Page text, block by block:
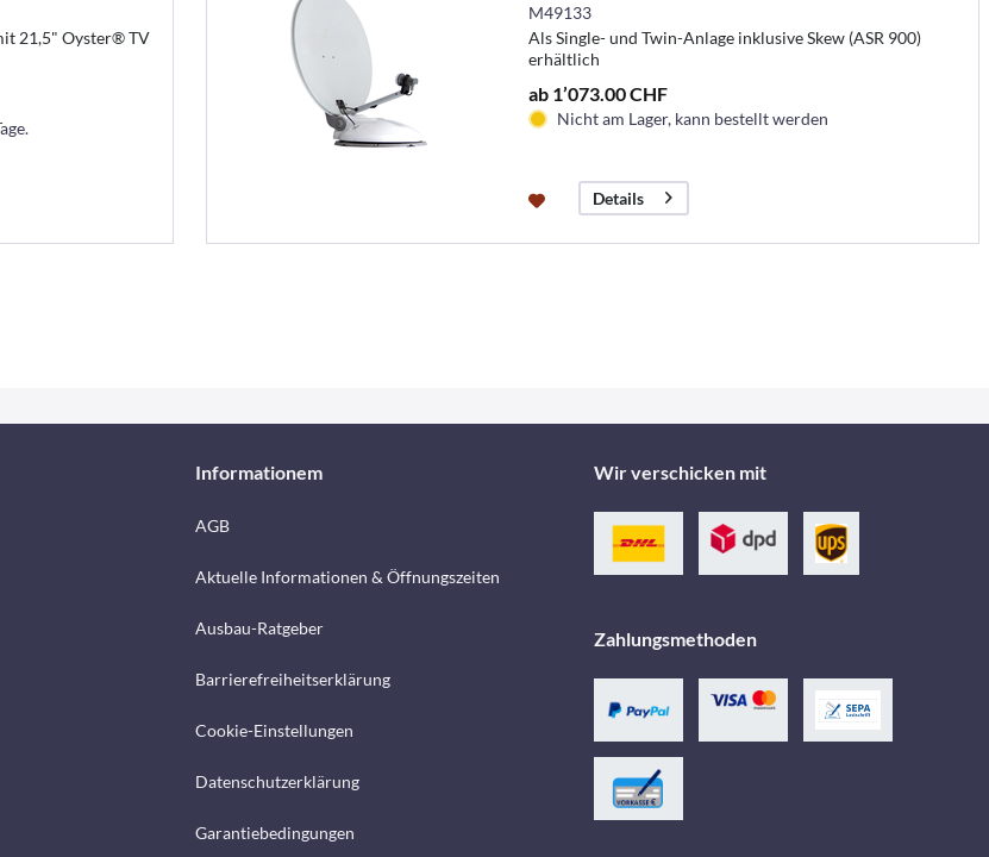
21,5" Oyster® TV
M49133
Als Single- und Twin-Anlage inklusive Skew (ASR 900)
erhältlich
ab 1’073.00 CHF
Nicht am Lager, kann bestellt werden
Details
Informationem
AGB
Aktuelle Informationen & Öffnungszeiten
Ausbau-Ratgeber
Barrierefreiheitserklärung
Cookie-Einstellungen
Datenschutzerklärung
Garantiebedingungen
Wir verschicken mit
Zahlungsmethoden